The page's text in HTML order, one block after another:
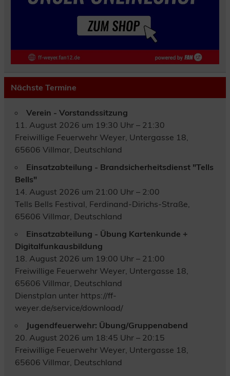
Nächste Termine
Verein - Vorstandssitzung
11. August 2026 um 19:30 Uhr – 21:30
Freiwillige Feuerwehr Weyer, Untergasse 18,
65606 Villmar, Deutschland
Einsatzabteilung - Brandsicherheitsdienst "Tells
Bells"
14. August 2026 um 21:00 Uhr – 2:00
Tells Bells Festival, Ferdinand-Dirichs-Straße,
65606 Villmar, Deutschland
Einsatzabteilung - Übung Kartenkunde +
Digitalfunkausbildung
18. August 2026 um 19:00 Uhr – 21:00
Freiwillige Feuerwehr Weyer, Untergasse 18,
65606 Villmar, Deutschland
Dienstplan unter https://ff-
weyer.de/service/download/
Jugendfeuerwehr: Übung/Gruppenabend
20. August 2026 um 18:45 Uhr – 20:15
Freiwillige Feuerwehr Weyer, Untergasse 18,
65606 Villmar, Deutschland